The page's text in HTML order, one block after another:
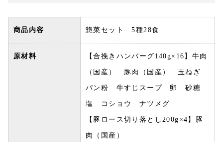
商品内容 惣菜セット 5種28食
原材料 【合挽きハンバーグ140g×16】牛肉
（国産） 豚肉（国産） 玉ねぎ
パン粉 牛すじスープ 卵 砂糖
塩 コショウ ナツメグ
【豚ロース切り落とし200g×4】豚
肉（国産）